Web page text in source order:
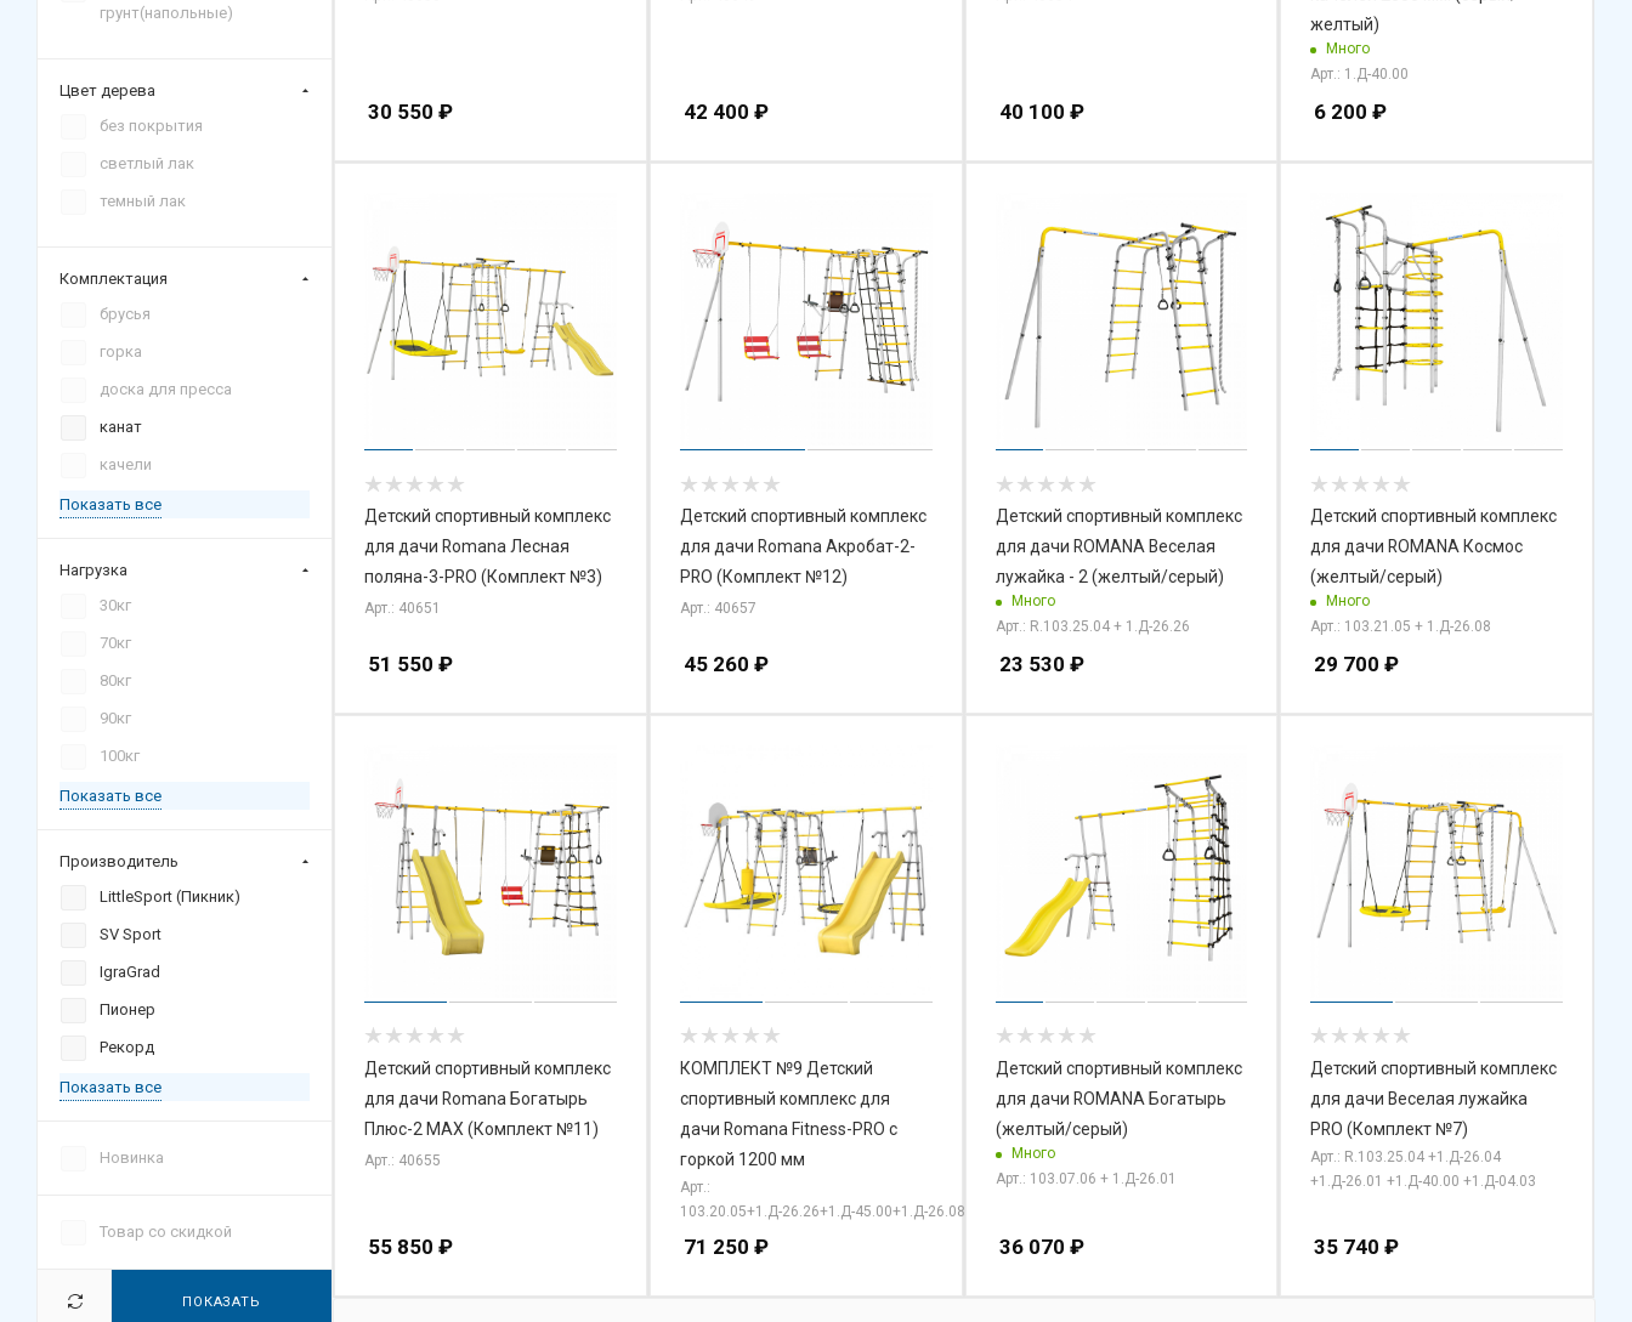
30 550 ₽ 42 400 ₽ 40 100 ₽
желтый)
Много
Арт.: 1.Д-40.00
6 200 ₽
Детский спортивный комплекс
для дачи Romana Лесная
поляна-3-PRO (Комплект №3)
Арт.: 40651
51 550 ₽
Детский спортивный комплекс
для дачи Romana Акробат-2-
PRO (Комплект №12)
Арт.: 40657
45 260 ₽
Детский спортивный комплекс
для дачи ROMANA Веселая
лужайка - 2 (желтый/серый)
Много
Арт.: R.103.25.04 + 1.Д-26.26
23 530 ₽
Детский спортивный комплекс
для дачи ROMANA Космос
(желтый/серый)
Много
Арт.: 103.21.05 + 1.Д-26.08
29 700 ₽
Детский спортивный комплекс
для дачи Romana Богатырь
Плюс-2 МАХ (Комплект №11)
Арт.: 40655
55 850 ₽
КОМПЛЕКТ №9 Детский
спортивный комплекс для
дачи Romana Fitness-PRO с
горкой 1200 мм
Арт.:
103.20.05+1.Д-26.26+1.Д-45.00+1.Д-26.08
71 250 ₽
Детский спортивный комплекс
для дачи ROMANA Богатырь
(желтый/серый)
Много
Арт.: 103.07.06 + 1.Д-26.01
36 070 ₽
Детский спортивный комплекс
для дачи Веселая лужайка
PRO (Комплект №7)
Арт.: R.103.25.04 +1.Д-26.04
+1.Д-26.01 +1.Д-40.00 +1.Д-04.03
35 740 ₽
грунт(напольные)
Цвет дерева
без покрытия
светлый лак
темный лак
Комплектация
брусья
горка
доска для пресса
канат
качели
Показать все
Нагрузка
30кг
70кг
80кг
90кг
100кг
Показать все
Производитель
LittleSport (Пикник)
SV Sport
IgraGrad
Пионер
Рекорд
Показать все
Новинка
Товар со скидкой
ПОКАЗАТЬ